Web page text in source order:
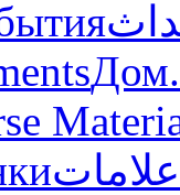
Дом.
علامات